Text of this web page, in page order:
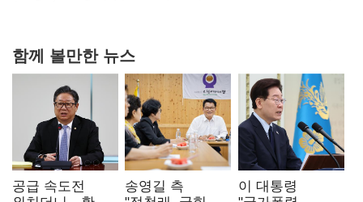
함께 볼만한 뉴스
공급 속도전
송영길 측
이 대통령